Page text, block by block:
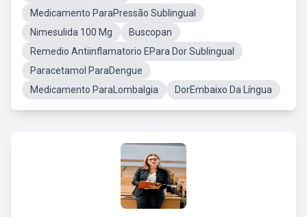
Medicamento ParaPressão Sublingual
Nimesulida 100 Mg
Buscopan
Remedio Antiinflamatorio EPara Dor Sublingual
Paracetamol ParaDengue
Medicamento ParaLombalgia
DorEmbaixo Da Língua